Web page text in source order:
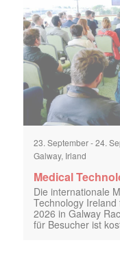
23. September-24.
Galway, Irland
Medical
Die internationale
Technology
2026 in Galway
für Besucher ist